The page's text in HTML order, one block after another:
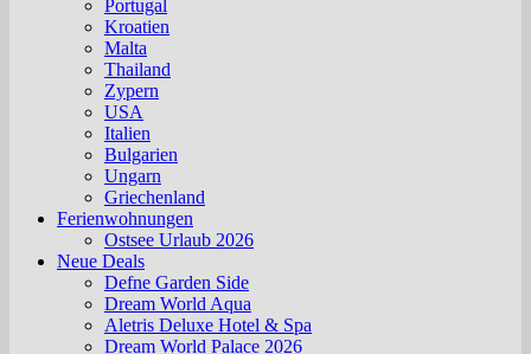
Portugal
Kroatien
Malta
Thailand
Zypern
USA
Italien
Bulgarien
Ungarn
Griechenland
Ferienwohnungen
Ostsee Urlaub 2026
Neue Deals
Defne Garden Side
Dream World Aqua
Aletris Deluxe Hotel & Spa
Dream World Palace 2026